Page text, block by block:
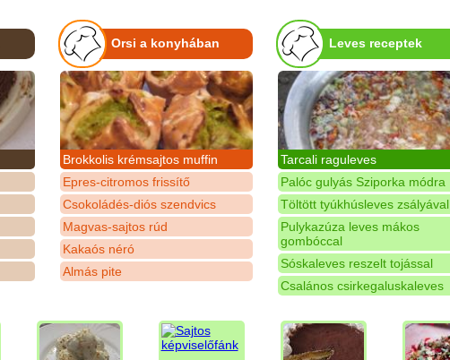
Orsi a konyhában
Brokkolis krémsajtos muffin
Epres-citromos frissítő
Csokoládés-diós szendvics
Magvas-sajtos rúd
Kakaós néró
Almás pite
Leves receptek
Tarcali raguleves
Palóc gulyás Sziporka módra
Töltött tyúkhúsleves zsályával
Pulykazúza leves mákos
gombóccal
Sóskaleves reszelt tojással
Csalános csirkegaluskaleves